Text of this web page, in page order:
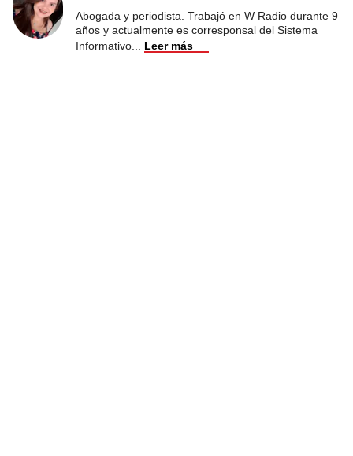
Abogada y periodista. Trabajó en W Radio durante 9
años y actualmente es corresponsal del Sistema
Informativo
Leer más